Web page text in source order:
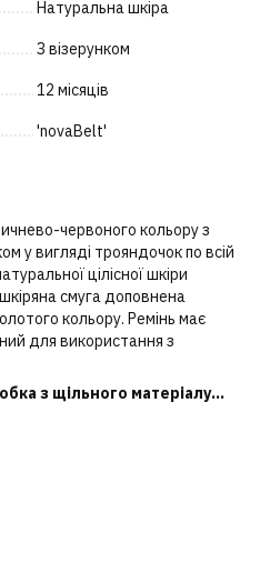
Натуральна шкіра
З візерунком
12 місяців
'novaBelt'
червоного кольору з
у вигляді трояндочок по всій
цілісної шкіри
смуга доповнена
кольору. Ремінь має
для використання з
з щільного матеріалу...